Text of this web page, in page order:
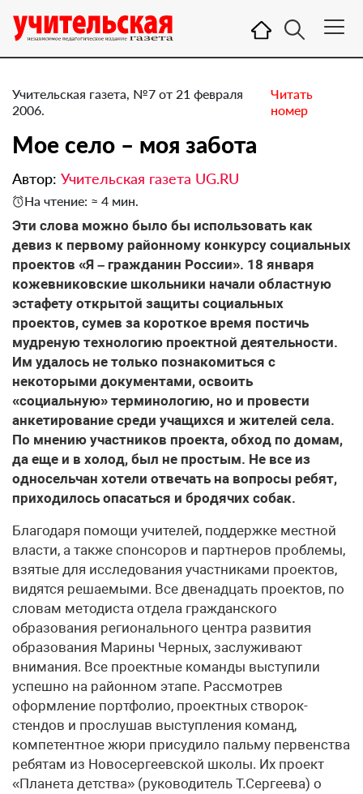
Учительская газета, №7 от 21 февраля
2006.
Читать
номер
Мое село – моя забота
Автор: Учительская газета UG.RU
На чтение: ≈ 4 мин.
Эти слова можно было бы использовать как
девиз к первому районному конкурсу социальных
проектов «Я – гражданин России». 18 января
кожевниковские школьники начали областную
эстафету открытой защиты социальных
проектов, сумев за короткое время постичь
мудреную технологию проектной деятельности.
Им удалось не только познакомиться с
некоторыми документами, освоить
«социальную» терминологию, но и провести
анкетирование среди учащихся и жителей села.
По мнению участников проекта, обход по домам,
да еще и в холод, был не простым. Не все из
односельчан хотели отвечать на вопросы ребят,
приходилось опасаться и бродячих собак.
Благодаря помощи учителей, поддержке местной
власти, а также спонсоров и партнеров проблемы,
взятые для исследования участниками проектов,
видятся решаемыми. Все двенадцать проектов, по
словам методиста отдела гражданского
образования регионального центра развития
образования Марины Черных, заслуживают
внимания. Все проектные команды выступили
успешно на районном этапе. Рассмотрев
оформление портфолио, проектных створок-
стендов и прослушав выступления команд,
компетентное жюри присудило пальму первенства
ребятам из Новосергеевской школы. Их проект
«Планета детства» (руководитель Т.Сергеева) о